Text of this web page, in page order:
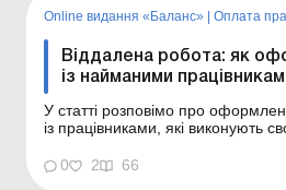
Online видання «Баланс» | Оплата
Віддалена робота: як
із найманими
У статті розповімо про
із працівниками, які виконують
2025 року Якщо працівники
виконують роботу, передбачену
0 2 66